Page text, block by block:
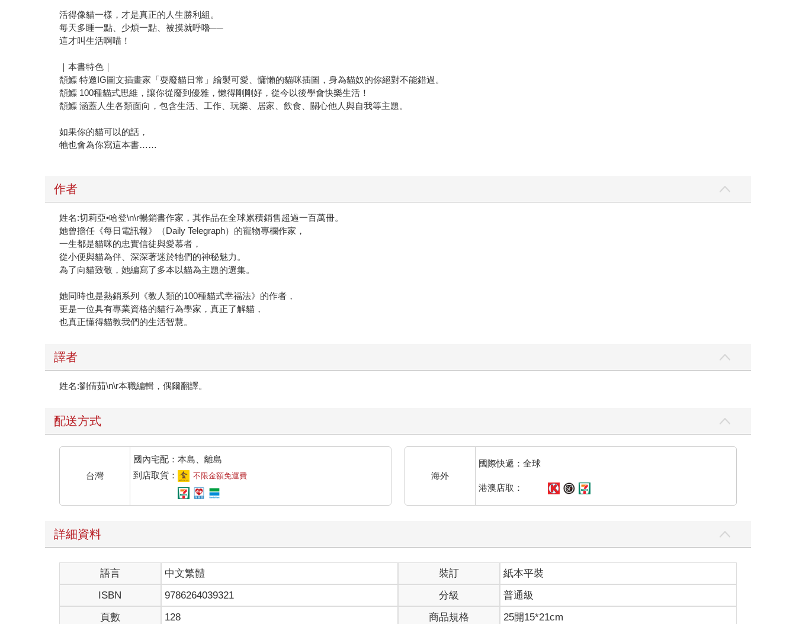
活得像貓一樣，才是真正的人生勝利組。
每天多睡一點、少煩一點、被摸就呼嚕──
這才叫生活啊喵！
｜本書特色｜
頽鰾 特邀IG圖文插畫家「耍廢貓日常」繪製可愛、慵懶的貓咪插圖，身為貓奴的你絕對不能錯過。
頽鰾 100種貓式思維，讓你從廢到優雅，懶得剛剛好，從今以後學會快樂生活！
頽鰾 涵蓋人生各類面向，包含生活、工作、玩樂、居家、飲食、關心他人與自我等主題。
如果你的貓可以的話，
牠也會為你寫這本書……
作者
姓名:切莉亞•哈登\n\r暢銷書作家，其作品在全球累積銷售超過一百萬冊。
她曾擔任《每日電訊報》（Daily Telegraph）的寵物專欄作家，
一生都是貓咪的忠實信徒與愛慕者，
從小便與貓為伴、深深著迷於牠們的神秘魅力。
為了向貓致敬，她編寫了多本以貓為主題的選集。
她同時也是熱銷系列《教人類的100種貓式幸福法》的作者，
更是一位具有專業資格的貓行為學家，真正了解貓，
也真正懂得貓教我們的生活智慧。
譯者
姓名:劉倩茹\n\r本職編輯，偶爾翻譯。
配送方式
台灣
國內宅配：本島、離島
到店取貨：
不限金額免運費 海外
國際快遞：全球
港澳店取：
詳細資料
語言 中文繁體 裝訂
紙本平裝
ISBN
9786264039321 分級
普通級
頁數
128 商品規格 25開15*21cm